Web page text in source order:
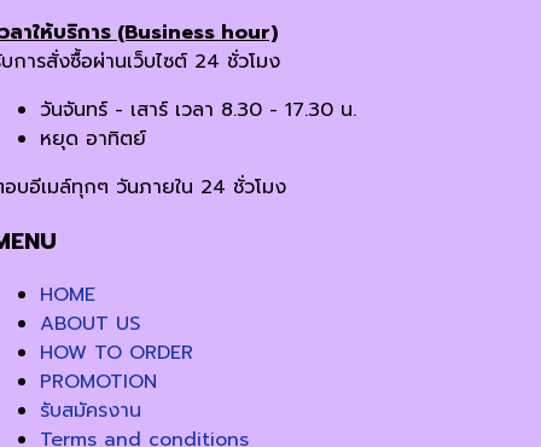
ลาให้บริการ (Business hour)
การสั่งซื้อผ่านเว็บไซต์ 24 ชั่วโมง
วันจันทร์ - เสาร์ เวลา 8.30 - 17.30 น.
หยุด อาทิตย์
บอีเมล์ทุกๆ วันภายใน 24 ชั่วโมง
HOME
ABOUT US
HOW TO ORDER
PROMOTION
รับสมัครงาน
Terms and conditions